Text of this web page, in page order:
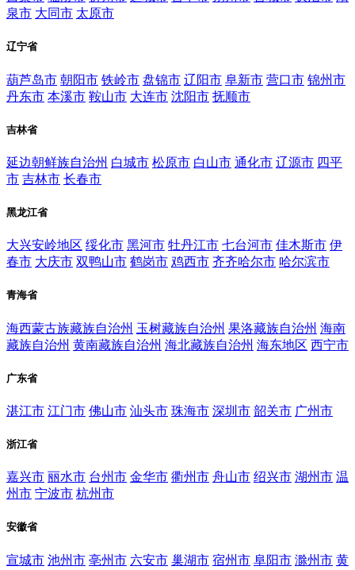
泉市 大同市 太原市
辽宁省
葫芦岛市 朝阳市 铁岭市 盘锦市 辽阳市 阜新市 营口市 锦州市
丹东市 本溪市 鞍山市 大连市 沈阳市 抚顺市
吉林省
延边朝鲜族自治州 白城市 松原市 白山市 通化市 辽源市 四平
市 吉林市 长春市
黑龙江省
大兴安岭地区 绥化市 黑河市 牡丹江市 七台河市 佳木斯市 伊
春市 大庆市 双鸭山市 鹤岗市 鸡西市 齐齐哈尔市 哈尔滨市
青海省
海西蒙古族藏族自治州 玉树藏族自治州 果洛藏族自治州 海南
藏族自治州 黄南藏族自治州 海北藏族自治州 海东地区 西宁市
广东省
湛江市 江门市 佛山市 汕头市 珠海市 深圳市 韶关市 广州市
浙江省
嘉兴市 丽水市 台州市 金华市 衢州市 舟山市 绍兴市 湖州市 温
州市 宁波市 杭州市
安徽省
宣城市 池州市 亳州市 六安市 巢湖市 宿州市 阜阳市 滁州市 黄